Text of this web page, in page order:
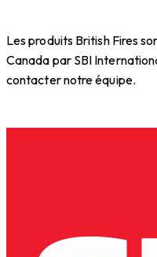
Les produits British Fires
Canada par SBI
contacter notre équipe.